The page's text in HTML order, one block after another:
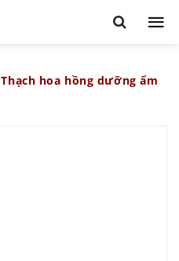
Thạch hoa hồng dưỡng ẩm